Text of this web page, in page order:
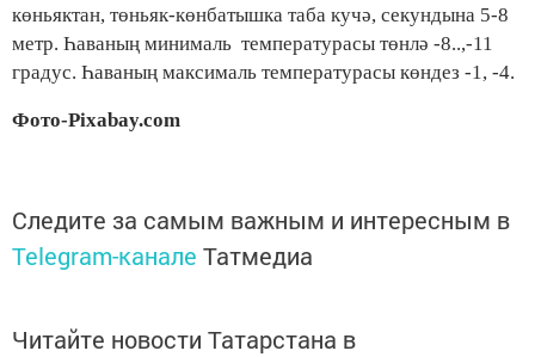
көньяктан, төньяк-көнбатышка таба кучә, секундына 5-8
метр. Һаваның минималь температурасы төнлә -8..,-11
градуc. Һаваның максималь температурасы көндез -1, -4.
Фото-Pixabay.com
Следите за самым важным и интересным в
Telegram-канале Татмедиа
Читайте новости Татарстана в